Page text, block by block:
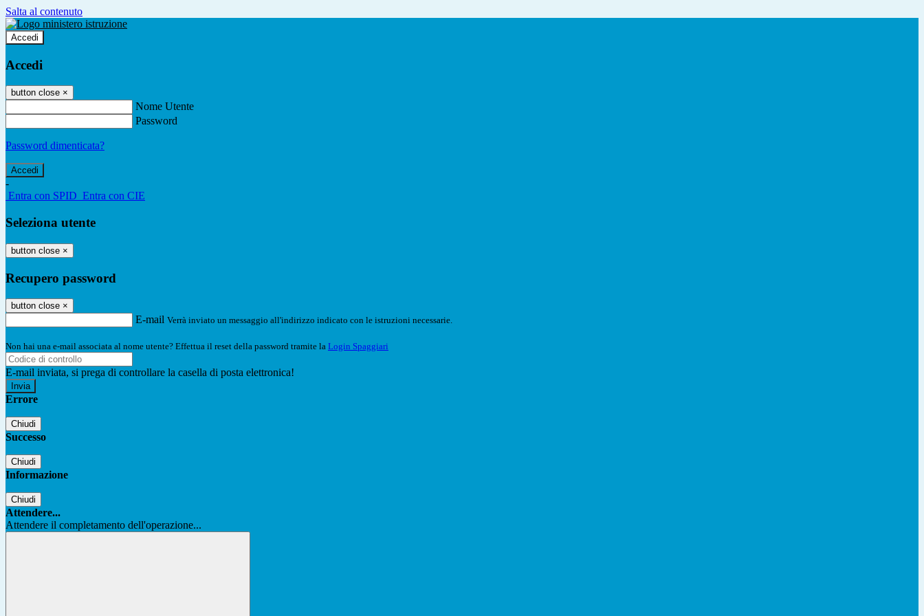
Salta al contenuto
Accedi
Accedi
button close ×
Nome Utente
Password
Password dimenticata?
-
Entra con SPID Entra con CIE
Seleziona utente
button close ×
Recupero password
button close ×
E-mail Verrà inviato un messaggio all'indirizzo indicato con le istruzioni necessarie.
Non hai una e-mail associata al nome utente? Effettua il reset della password tramite la Login Spaggiari
E-mail inviata, si prega di controllare la casella di posta elettronica!
Errore
Chiudi
Successo
Chiudi
Informazione
Chiudi
Attendere...
Attendere il completamento dell'operazione...